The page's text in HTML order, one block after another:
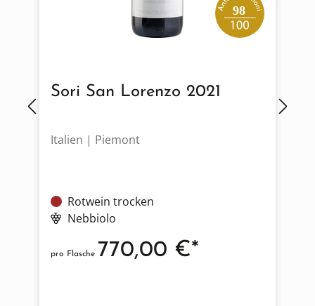
98
Sori San Lorenzo 2021
Italien | Piemont
Rotwein trocken
Nebbiolo
pro Flasche 770,00 €*